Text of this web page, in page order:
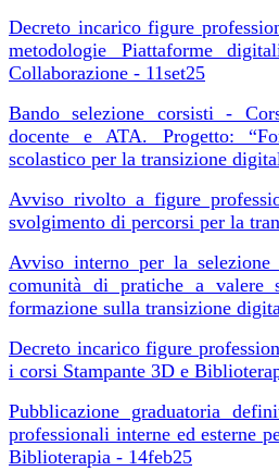
Decreto incarico figure
metodologie Piattaforme
Collaborazione - 11set25
Bando selezione corsisti -
docente e ATA. Progetto:
scolastico per la transizione
Avviso rivolto a figure
svolgimento di percorsi per la
Avviso interno per la
comunità di pratiche a valere
formazione sulla transizione
Decreto incarico figure
i corsi Stampante 3D e
Pubblicazione graduatoria
professionali interne ed esterne
Biblioterapia - 14feb25